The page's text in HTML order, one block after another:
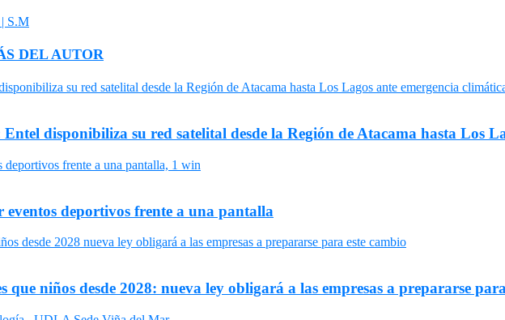
S.M
DEL AUTOR
disponibiliza su red satelital desde la Región de Atacama hasta Los
deportivos frente a una pantalla
que niños desde 2028: nueva ley obligará a las empresas a prepararse